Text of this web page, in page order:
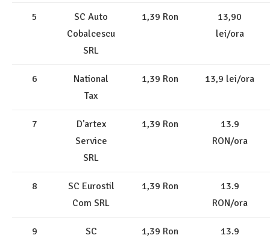
5
SC Auto
Cobalcescu
SRL
1,39 Ron
13,90
lei/ora
6
National
Tax
1,39 Ron 13,9 lei/ora
7
D'artex
Service
SRL
1,39 Ron
13.9
RON/ora
8
SC Eurostil
Com SRL
1,39 Ron
13.9
RON/ora
9
SC
1,39 Ron
13.9